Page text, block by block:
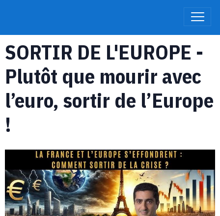
SORTIR DE L'EUROPE -
Plutôt que mourir avec
l’euro, sortir de l’Europe
!